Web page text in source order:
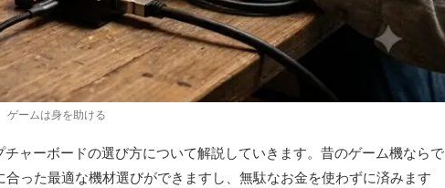
ゲームは身を助ける
ャーボードの選び方について解説していきます。昔のゲーム機ならで
った最適な機材選びができますし、無駄なお金を使わずに済みます